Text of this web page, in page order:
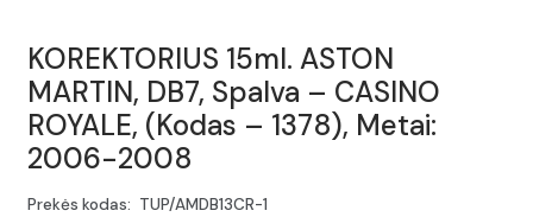
KOREKTORIUS 15ml. ASTON
MARTIN, DB7, Spalva – CASINO
ROYALE, (Kodas – 1378), Metai:
2006-2008
Prekės kodas: TUP/AMDB13CR-1